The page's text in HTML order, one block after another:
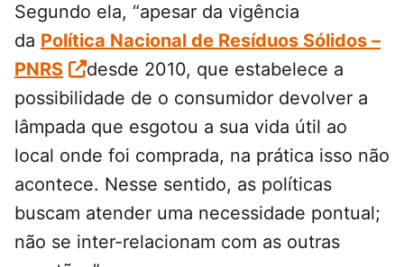
Segundo ela, “apesar da vigência
da Política Nacional de Resíduos Sólidos –
PNRS
desde 2010, que estabelece a
possibilidade de o consumidor devolver a
lâmpada que esgotou a sua vida útil ao
local onde foi comprada, na prática isso não
acontece. Nesse sentido, as políticas
buscam atender uma necessidade pontual;
não se inter-relacionam com as outras